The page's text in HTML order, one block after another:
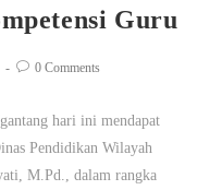
Guru
0 Comments
hari ini mendapat
Pendidikan Wilayah
M.Pd., dalam rangka